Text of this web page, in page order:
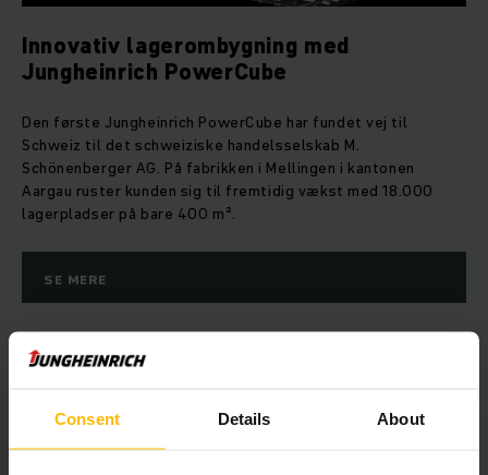
Consent Details About
Innovativ lagerombygning med
Jungheinrich PowerCube
Den første Jungheinrich PowerCube har fundet vej til
Schweiz til det schweiziske handelsselskab M.
Schönenberger AG. På fabrikken i Mellingen i kantonen
Aargau ruster kunden sig til fremtidig vækst med 18.000
lagerpladser på bare 400 m².
SE MERE
Automation med Jungheinrich